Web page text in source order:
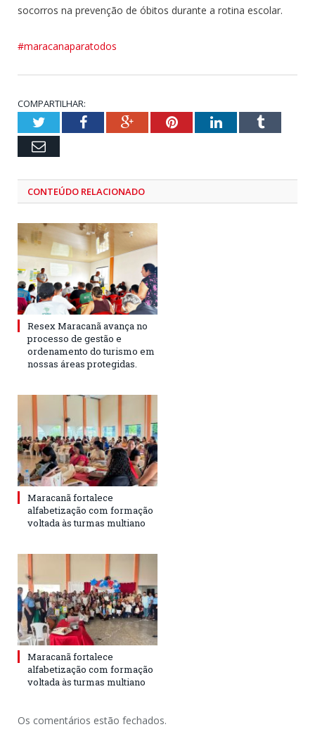
socorros na prevenção de óbitos durante a rotina escolar.
#maracanaparatodos
COMPARTILHAR:
TwitterFacebookGoogle+PinterestLinkedInTumblr
Email
CONTEÚDO RELACIONADO
Resex Maracanã avança no
processo de gestão e
ordenamento do turismo em
nossas áreas protegidas.
Maracanã fortalece
alfabetização com formação
voltada às turmas multiano
Maracanã fortalece
alfabetização com formação
voltada às turmas multiano
Os comentários estão fechados.